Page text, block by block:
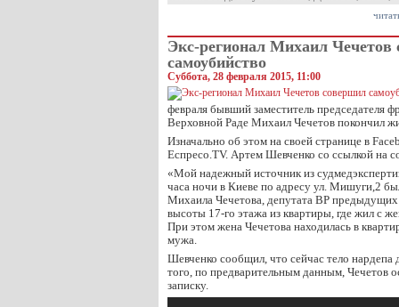
Экс-регионал Михаил Чечетов
самоубийство
Суббота, 28 февраля 2015, 11:00
февраля бывший заместитель председателя
Верховной Раде Михаил Чечетов покончил
Изначально об этом на своей странице в
Еспресо.TV. Артем Шевченко со ссылкой на
«Мой надежный источник из
часа ночи в Киеве по адресу ул. Мишуги,2
Михаила Чечетова, депутата ВР
высоты 17-го этажа из квартиры, где жил с
При этом жена Чечетова находилась в
мужа.
Шевченко сообщил, что сейчас тело нардепа
того, по предварительным данным, Чечетов
записку.